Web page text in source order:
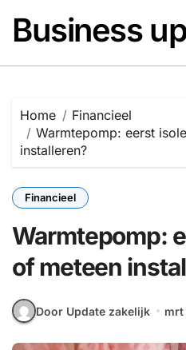
inhoud
Business
Home
Financieel
Warmtepomp: eerst
installeren?
Financieel
Warmtepomp:
of meteen
Door Update zakelijk mrt